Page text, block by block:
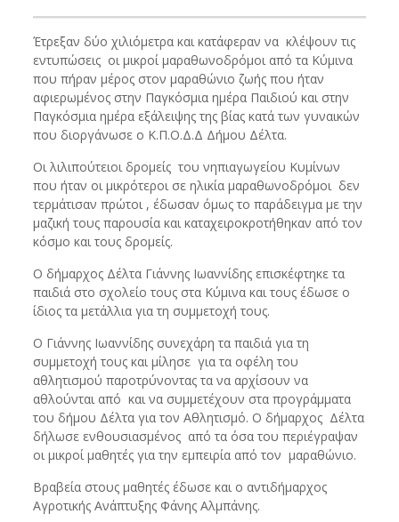
Έτρεξαν δύο χιλιόμετρα και κατάφεραν να κλέψουν τις
εντυπώσεις οι μικροί μαραθωνοδρόμοι από τα Κύμινα
που πήραν μέρος στον μαραθώνιο ζωής που ήταν
αφιερωμένος στην Παγκόσμια ημέρα Παιδιού και στην
Παγκόσμια ημέρα εξάλειψης της βίας κατά των γυναικών
που διοργάνωσε ο Κ.Π.Ο.Δ.Δ Δήμου Δέλτα.
Οι λιλιπούτειοι δρομείς του νηπιαγωγείου Κυμίνων
που ήταν οι μικρότεροι σε ηλικία μαραθωνοδρόμοι δεν
τερμάτισαν πρώτοι , έδωσαν όμως το παράδειγμα με την
μαζική τους παρουσία και καταχειροκροτήθηκαν από τον
κόσμο και τους δρομείς.
Ο δήμαρχος Δέλτα Γιάννης Ιωαννίδης επισκέφτηκε τα
παιδιά στο σχολείο τους στα Κύμινα και τους έδωσε ο
ίδιος τα μετάλλια για τη συμμετοχή τους.
Ο Γιάννης Ιωαννίδης συνεχάρη τα παιδιά για τη
συμμετοχή τους και μίλησε για τα οφέλη του
αθλητισμού παροτρύνοντας τα να αρχίσουν να
αθλούνται από και να συμμετέχουν στα προγράμματα
του δήμου Δέλτα για τον Αθλητισμό. Ο δήμαρχος Δέλτα
δήλωσε ενθουσιασμένος από τα όσα του περιέγραψαν
οι μικροί μαθητές για την εμπειρία από τον μαραθώνιο.
Βραβεία στους μαθητές έδωσε και ο αντιδήμαρχος
Αγροτικής Ανάπτυξης Φάνης Αλμπάνης.